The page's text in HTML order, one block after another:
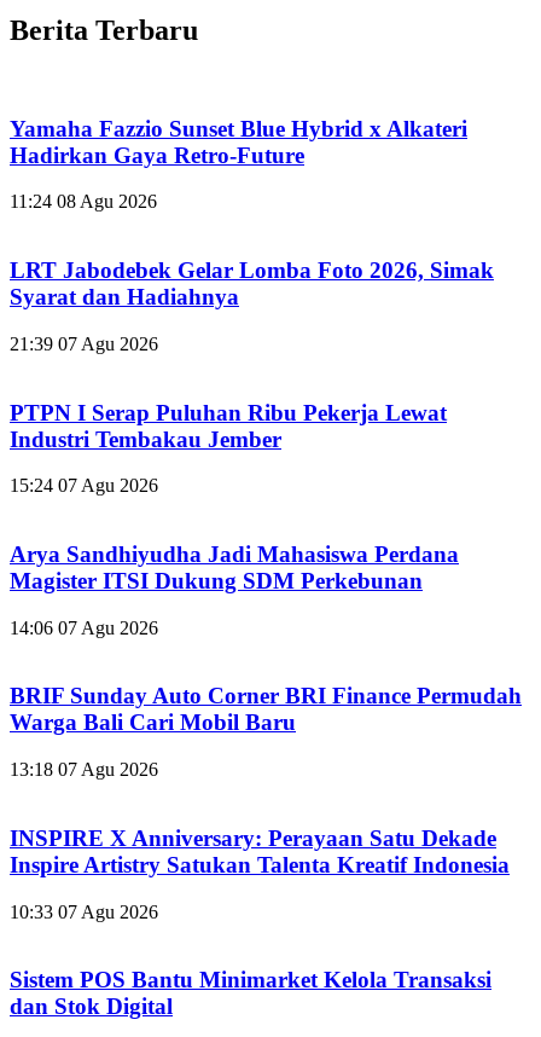
Berita Terbaru
Yamaha Fazzio Sunset Blue Hybrid x Alkateri
Hadirkan Gaya Retro-Future
11:24 08 Agu 2026
LRT Jabodebek Gelar Lomba Foto 2026, Simak
Syarat dan Hadiahnya
21:39 07 Agu 2026
PTPN I Serap Puluhan Ribu Pekerja Lewat
Industri Tembakau Jember
15:24 07 Agu 2026
Arya Sandhiyudha Jadi Mahasiswa Perdana
Magister ITSI Dukung SDM Perkebunan
14:06 07 Agu 2026
BRIF Sunday Auto Corner BRI Finance Permudah
Warga Bali Cari Mobil Baru
13:18 07 Agu 2026
INSPIRE X Anniversary: Perayaan Satu Dekade
Inspire Artistry Satukan Talenta Kreatif Indonesia
10:33 07 Agu 2026
Sistem POS Bantu Minimarket Kelola Transaksi
dan Stok Digital